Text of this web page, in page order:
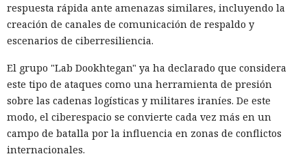
respuesta rápida ante amenazas similares, incluyendo la
creación de canales de comunicación de respaldo y
escenarios de ciberresiliencia.
El grupo "Lab Dookhtegan" ya ha declarado que considera
este tipo de ataques como una herramienta de presión
sobre las cadenas logísticas y militares iraníes. De este
modo, el ciberespacio se convierte cada vez más en un
campo de batalla por la influencia en zonas de conflictos
internacionales.